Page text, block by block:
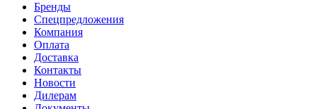
Бренды
Спецпредложения
Компания
Оплата
Доставка
Контакты
Новости
Дилерам